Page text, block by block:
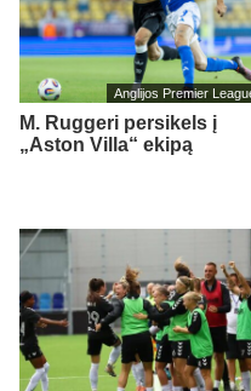
Anglijos Premier
M. Ruggeri persikels į
„Aston Villa“ ekipą